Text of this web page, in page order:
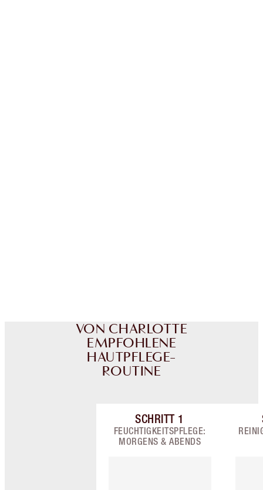
VON CHARLOTTE
EMPFOHLENE
HAUTPFLEGE-
ROUTINE
Artikel 1 von 9
SCHRITT 1
FEUCHTIGKEITSPFLEGE:
MORGENS & ABENDS